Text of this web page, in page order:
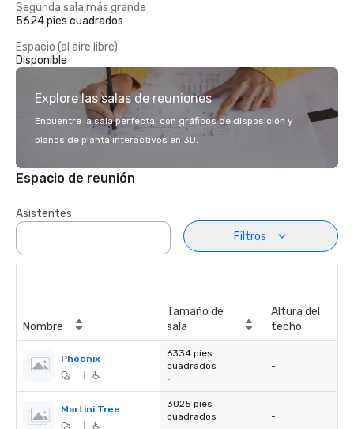
Segunda sala más grande
5624 pies cuadrados
Espacio (al aire libre)
Disponible
Explore las salas de reuniones
Encuentre la sala perfecta, con gráficos de disposición y
planos de planta interactivos en 3D.
Espacio de reunión
Asistentes
Filtros
Nombre
Tamaño de
sala
Altura del
techo
Phoenix
6334 pies
cuadrados
-
-
Martini Tree
3025 pies
cuadrados
-